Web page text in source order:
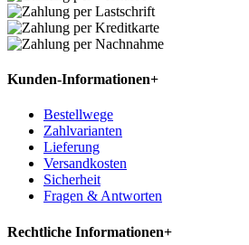
Kunden-Informationen+
Bestellwege
Zahlvarianten
Lieferung
Versandkosten
Sicherheit
Fragen & Antworten
Rechtliche Informationen+